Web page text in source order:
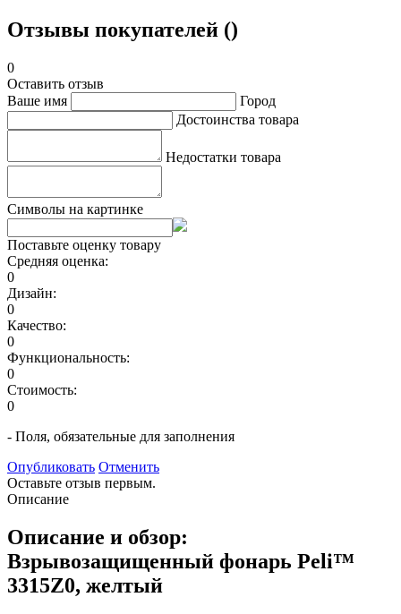
Отзывы покупателей ()
0
Оставить отзыв
Ваше имя
Город
Достоинства товара
Недостатки товара
Символы на картинке
Поставьте оценку товару
Средняя оценка:
0
Дизайн:
0
Качество:
0
Функциональность:
0
Стоимость:
0
- Поля, обязательные для заполнения
Опубликовать Отменить
Оставьте отзыв первым.
Описание
Описание и обзор:
Взрывозащищенный фонарь Peli™
3315Z0, желтый